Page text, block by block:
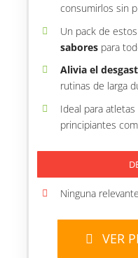
consumirlos sin
Un pack de
saborespara
Alivia el
rutinas de larga
Ideal para
principiantes
Ninguna
VER